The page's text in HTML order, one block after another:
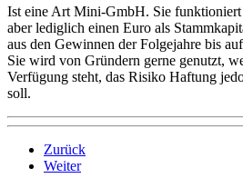
Ist eine Art Mini-GmbH. Sie
aber lediglich einen Euro als
aus den Gewinnen der Folgejahre bis
Sie wird von Gründern gerne genutzt,
Verfügung steht, das Risiko Haftung
soll.
Zurück
Weiter